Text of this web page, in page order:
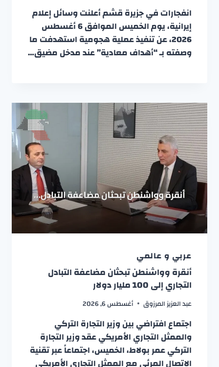
انفجارات في جزيرة قشم أعلنت وسائل إعلام
إيرانية، يوم الخميس الموافق 6 أغسطس
2026، عن تنفيذ عملية هجومية استهدفت ما
وصفته بـ “أهداف معادية” عند مدخل مضيق…
عربي و عالمي
أنقرة وواشنطن تبحثان مضاعفة التبادل
التجاري إلى 100 مليار دولار
عبد العزيز المرزوق أغسطس 6, 2026
اجتماع افتراضي بين وزير التجارة التركي
والممثل التجاري الأمريكي عقد وزير التجارة
التركي عمر بولاط، الخميس، اجتماعاً عبر تقنية
الاتصال المرئي مع الممثل التجاري الأمريكي